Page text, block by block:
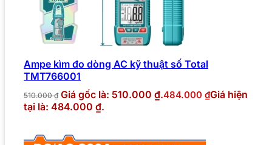
Ampe kìm đo dòng AC kỹ thuật số Total
TMT766001
510.000₫ Giá gốc là: 510.000 ₫.484.000 ₫Giá hiện
tại là: 484.000 ₫.